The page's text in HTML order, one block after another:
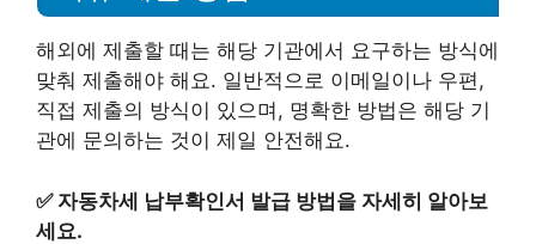
해외에 제출할 때는 해당 기관에서 요구하는 방식에
맞춰 제출해야 해요. 일반적으로 이메일이나 우편,
직접 제출의 방식이 있으며, 명확한 방법은 해당 기
관에 문의하는 것이 제일 안전해요.
✅ 자동차세 납부확인서 발급 방법을 자세히 알아보
세요.